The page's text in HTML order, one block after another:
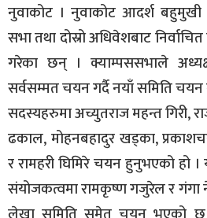
नुवाकोट । नुवाकोट आदर्श बहुमुखी
सभा तथा दोस्रो अधिवेशबाट
गरेका छन् । क्याम्पससभाले
सर्वसम्मत चयन गर्दै नयाँ समिति चयन
सदस्यहरुमा अच्युतराज महन्त गिरी,
ढकाल, मोहनबहादुर खड्का,
र रामहरी घिमिरे चयन हुनुभएको हो ।
संयोजकत्वमा रामकृष्ण गजुरेल र गंगा